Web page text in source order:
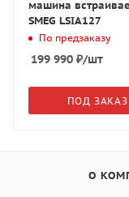
машина
SMEG LSIA127
По предзаказу
199 990 ₽/шт
ПОД ЗАКАЗ
О